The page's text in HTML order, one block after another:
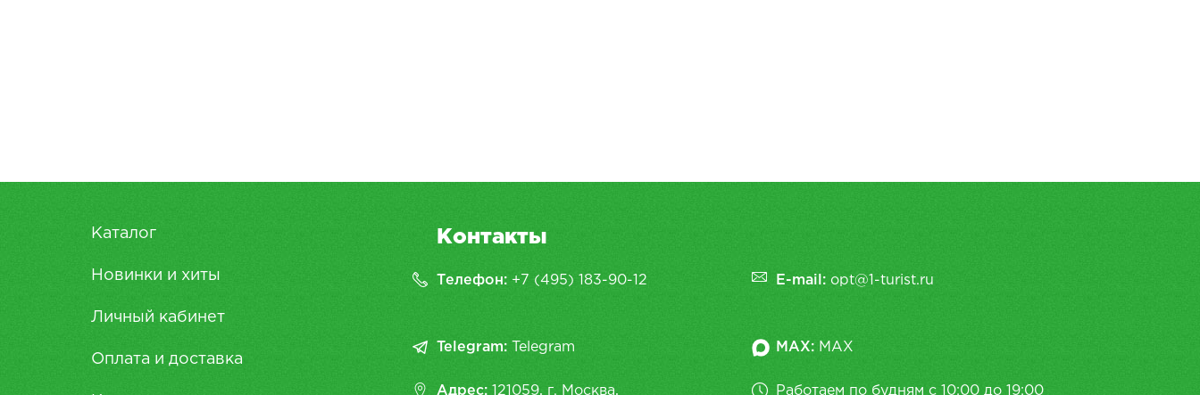
Каталог
Новинки и хиты
Личный кабинет
Оплата и доставка
Контакты
Телефон: +7 (495) 183-90-12 E-mail: opt@1-turist.ru
Telegram: Telegram MAX: MAX
Адрес: 121059, г. Москва, Работаем по будням с 10:00 до 19:00